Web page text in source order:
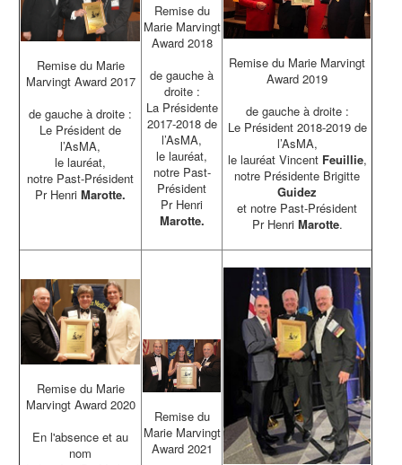
Remise du Marie
Marvingt Award 2017
de gauche à droite :
Le Président de
l’AsMA,
le lauréat,
notre Past-Président
Pr Henri Marotte.
Remise du
Marie Marvingt
Award 2018
de gauche à
droite :
La Présidente
2017-2018 de
l’AsMA,
le lauréat,
notre Past-
Président
Pr Henri
Marotte.
Remise du Marie Marvingt
Award 2019
de gauche à droite :
Le Président 2018-2019 de
l’AsMA,
le lauréat Vincent Feuillie,
notre Présidente Brigitte
Guidez
et notre Past-Président
Pr Henri Marotte.
Remise du Marie
Marvingt Award 2020
En l'absence et au
nom
Remise du
Marie Marvingt
Award 2021